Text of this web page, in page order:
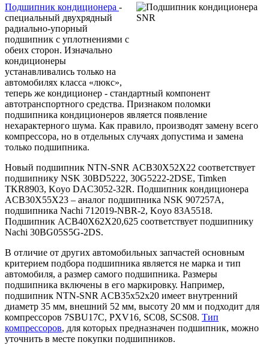
Подшипник кондиционера -
специальный двухрядный
радиально-упорный
подшипник с уплотнениями с
обеих сторон. Изначально
кондиционеры
устанавливались только на
автомобилях класса «люкс»,
теперь же кондиционер - стандартный компонент
автотранспортного средства. Признаком поломки
подшипника кондиционеров является появление
нехарактерного шума. Как правило, производят замену всего
компрессора, но в отдельных случаях допустима и замена
только подшипника.
Новый подшипник NTN-SNR ACB30X52X22 соответствует
подшипнику NSK 30BD5222, 30G5222-2DSE, Timken
TKR8903, Koyo DAC3052-32R. Подшипник кондиционера
ACB30X55X23 – аналог подшипника NSK 907257A,
подшипника Nachi 712019-NBR-2, Koyo 83A5518.
Подшипник ACB40X62X20,625 соответствует подшипнику
Nachi 30BG05S5G-2DS.
В отличие от других автомобильных запчастей основным
критерием подбора подшипника является не марка и тип
автомобиля, а размер самого подшипника. Размеры
подшипника включены в его маркировку. Например,
подшипник NTN-SNR ACB35х52х20 имеет внутренний
диаметр 35 мм, внешний 52 мм, высоту 20 мм и подходит для
компрессоров 7SBU17C, PXV16, SC08, SCS08. Тип
компрессоров, для которых предназначен подшипник, можно
уточнить в месте покупки подшипников.